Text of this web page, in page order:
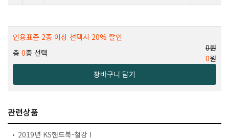
인용표준 2종 이상 선택시 20% 할인
총 0종 선택
0원
0원
장바구니 담기
관련상품
2019년 KS핸드북-철강 I